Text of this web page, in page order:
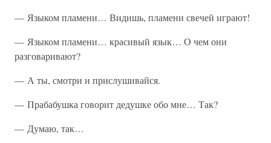
— Языком пламени… Видишь, пламени свечей играют!
— Языком пламени… красивый язык… О чем они
разговаривают?
— А ты, смотри и прислушивайся.
— Прабабушка говорит дедушке обо мне… Так?
— Думаю, так…